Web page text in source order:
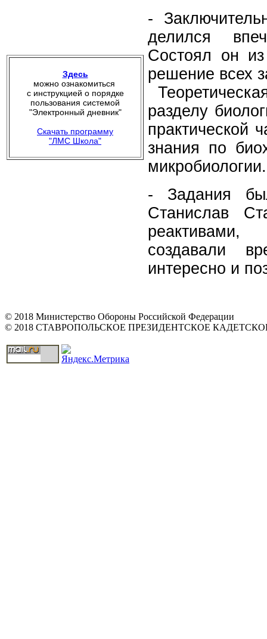
Здесь
можно ознакомиться
с инструкцией о порядке
пользования системой
"Электронный дневник"
Скачать программу
"ЛМС Школа"
-
делился
Состоял он из
решение всех
разделу
практической
знания по
микробиологии.
- Задания
Станислав
создавали
интересно и
© 2018 Министерство Обороны Российской Федерации
© 2018 СТАВРОПОЛЬСКОЕ ПРЕЗИДЕНТСКОЕ